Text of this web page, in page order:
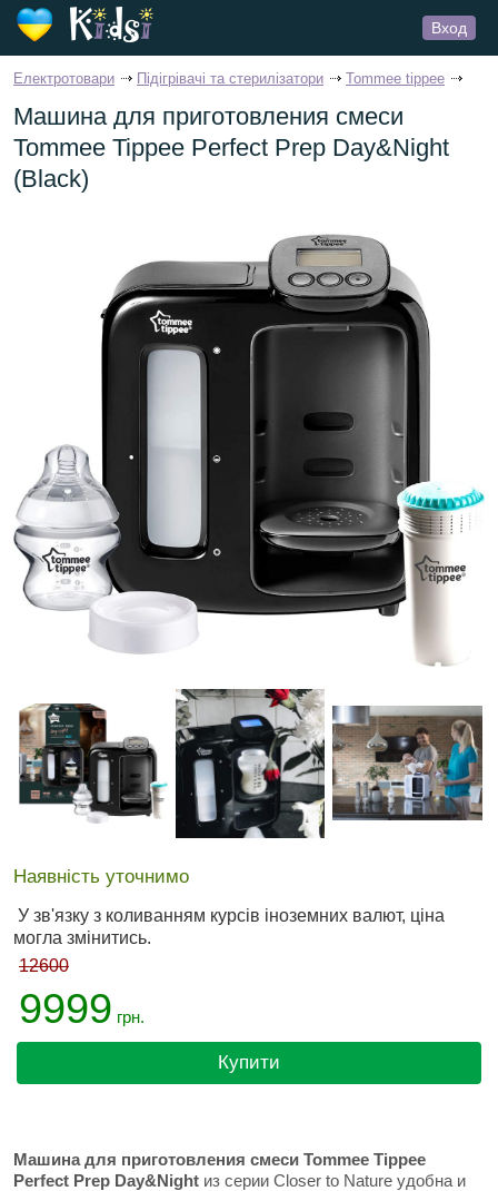
Вход
Електротовари Підігрівачі та стерилізатори Tommee tippee
Машина для приготовления смеси
Tommee Tippee Perfect Prep Day&Night
(Black)
Наявність уточнимо
У зв'язку з коливанням курсів іноземних валют, ціна
могла змінитись.
12600
9999 грн.
Купити
Машина для приготовления смеси Tommee Tippee
Perfect Prep Day&Night из серии Closer to Nature удобна и